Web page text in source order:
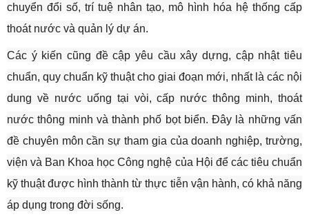
chuyển đổi số, trí tuệ nhân tạo, mô hình hóa hệ thống cấp
thoát nước và quản lý dự án.
Các ý kiến cũng đề cập yêu cầu xây dựng, cập nhật tiêu
chuẩn, quy chuẩn kỹ thuật cho giai đoạn mới, nhất là các nội
dung về nước uống tại vòi, cấp nước thông minh, thoát
nước thông minh và thành phố bọt biển. Đây là những vấn
đề chuyên môn cần sự tham gia của doanh nghiệp, trường,
viện và Ban Khoa học Công nghệ của Hội để các tiêu chuẩn
kỹ thuật được hình thành từ thực tiễn vận hành, có khả năng
áp dụng trong đời sống.